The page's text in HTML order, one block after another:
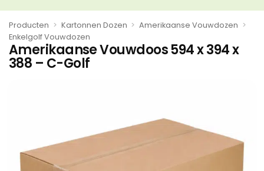
Producten > Kartonnen Dozen > Amerikaanse Vouwdozen >
Enkelgolf Vouwdozen
Amerikaanse Vouwdoos 594 x 394 x
388 – C-Golf